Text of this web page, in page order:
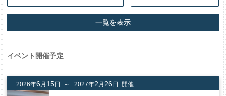
一覧を表示
イベント開催予定
2026年6 月 15日 ～ 2027年2 月 26 日 開催